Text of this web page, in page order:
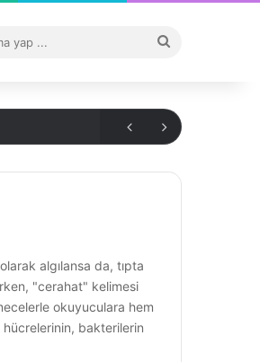
...
algılansa da, tıpta
"cerahat" kelimesi
okuyuculara hem
bakterilerin